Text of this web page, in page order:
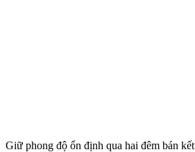
Giữ phong độ ổn định qua hai đêm bán kết